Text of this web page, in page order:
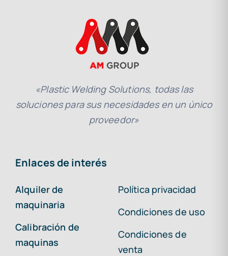
«Plastic Welding Solutions, todas las
soluciones para sus necesidades en un único
proveedor»
Enlaces de interés
Alquiler de
maquinaria
Calibración de
maquinas
Política privacidad
Condiciones de uso
Condiciones de
venta